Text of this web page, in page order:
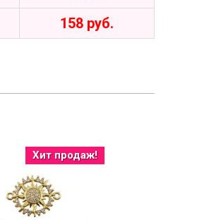
158 руб.
Хит продаж!